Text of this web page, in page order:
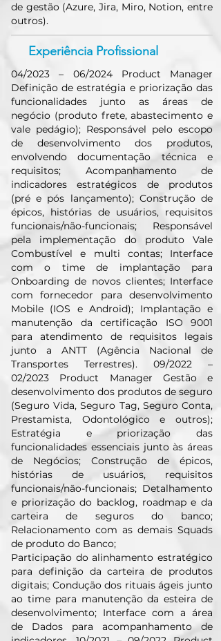
de gestão (Azure, Jira, Miro, Notion, entre
outros).
Experiência Profissional
04/2023 – 06/2024 Product Manager
Definição de estratégia e priorização das
funcionalidades junto as áreas de
negócio (produto frete, abastecimento e
vale pedágio); Responsável pelo escopo
de desenvolvimento dos produtos,
envolvendo documentação técnica e
requisitos; Acompanhamento de
indicadores estratégicos de produtos
(pré e pós lançamento); Construção de
épicos, histórias de usuários, requisitos
funcionais/não-funcionais; Responsável
pela implementação do produto Vale
Combustível e multi contas; Interface
com o time de implantação para
Onboarding de novos clientes; Interface
com fornecedor para desenvolvimento
Mobile (IOS e Android); Implantação e
manutenção da certificação ISO 9001
para atendimento de requisitos legais
junto a ANTT (Agência Nacional de
Transportes Terrestres). 09/2022 –
02/2023 Product Manager Gestão e
desenvolvimento dos produtos de seguro
(Seguro Vida, Seguro Tag, Seguro Conta,
Prestamista, Odontológico e outros);
Estratégia e priorização das
funcionalidades essenciais junto às áreas
de Negócios; Construção de épicos,
histórias de usuários, requisitos
funcionais/não-funcionais; Detalhamento
e priorização do backlog, roadmap e da
carteira de seguros do banco;
Relacionamento com as demais Squads
de produto do Banco;
Participação do alinhamento estratégico
para definição da carteira de produtos
digitais; Condução dos rituais ágeis junto
ao time para manutenção da esteira de
desenvolvimento; Interface com a área
de Dados para acompanhamento de